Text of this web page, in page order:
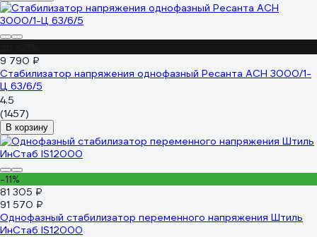
9 790 ₽
Стабилизатор напряжения однофазный Ресанта АСН 3000/1-
Ц 63/6/5
4.5
(1457)
В корзину
-11%
81 305 ₽
91 570 ₽
Однофазный стабилизатор переменного напряжения Штиль
ИнСтаб IS12000